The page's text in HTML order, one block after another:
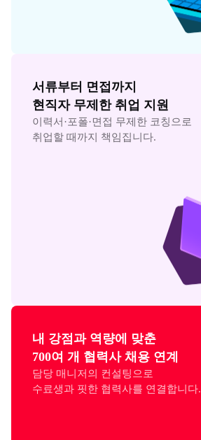
서류부터 면접까지
현직자 무제한 취업 지원
이력서·포폴·면접 무제한 코칭으로
취업할 때까지 책임집니다.
내 강점과 역량에 맞춘
700여 개 협력사 채용 연계
담당 매니저의 컨설팅으로
수료생과 핏한 협력사를 연결합니다.